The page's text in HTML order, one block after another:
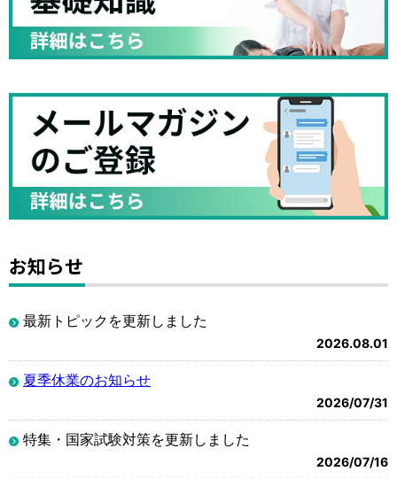
お知らせ
最新トピックを更新しました
2026.08.01
夏季休業のお知らせ
2026/07/31
特集・国家試験対策を更新しました
2026/07/16